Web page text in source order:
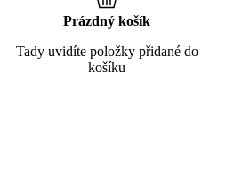
Prázdný košík
Tady uvidíte položky přidané do
košíku